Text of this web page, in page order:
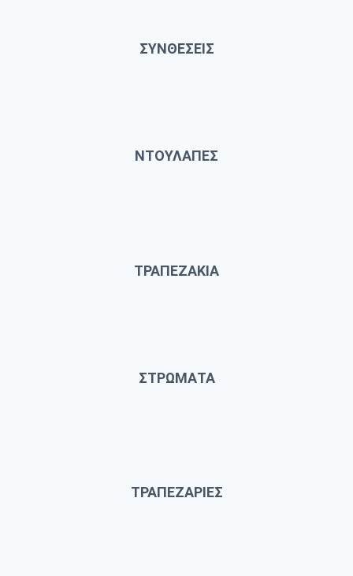
ΣΥΝΘΕΣΕΙΣ
ΝΤΟΥΛΑΠΕΣ
ΤΡΑΠΕΖΑΚΙΑ
ΣΤΡΩΜΑΤΑ
ΤΡΑΠΕΖΑΡΙΕΣ